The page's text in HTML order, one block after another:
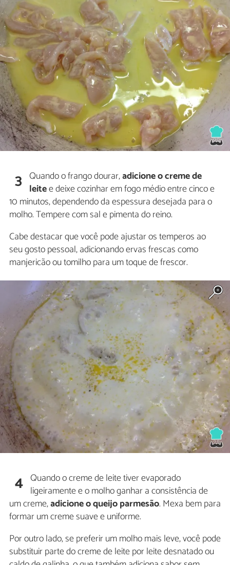
3 Quando o frango dourar,adicione o creme de
leitee deixe cozinhar em fogo médio entre cinco e
10 minutos, dependendo da espessura desejada para o
molho. Tempere com sal e pimenta do reino.
Cabe destacar que você pode ajustar os temperos ao
seu gosto pessoal, adicionando ervas frescas como
manjericão ou tomilho para um toque de frescor.
4 Quando o creme de leite tiver evaporado
ligeiramente e o molho ganhar a consistência de
um creme,adicione o queijo parmesão. Mexa bem para
formar um creme suave e uniforme.
Por outro lado, se preferir um molho mais leve, você pode
substituir parte do creme de leite por leite desnatado ou